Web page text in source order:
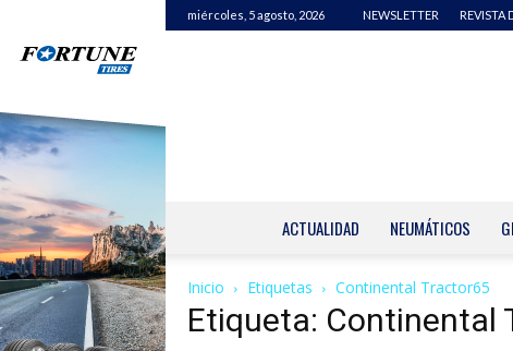
miércoles, 5 agosto, 2026 NEWSLETTER REVISTA
ACTUALIDAD NEUMÁTICOS
Inicio Etiquetas Continental Tractor65
Etiqueta: Continental